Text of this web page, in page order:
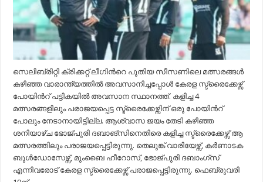
സെലിബ്രിറ്റി ക്രിക്കറ്റ് ലീഗിന്‍റെ പുതിയ സീസണിലെ മത്സരങ്ങൾ
കഴിഞ്ഞ വാരാന്ത്യത്തിൽ അവസാനിച്ചപ്പോൾ കേരള സ്ട്രൈക്കേഴ്സ്
പോയിന്‍റ് പട്ടികയിൽ അവസാന സ്ഥാനത്ത്. കളിച്ച 4
മത്സരങ്ങളിലും പരാജയപ്പെട്ട സ്ട്രൈക്കേഴ്സിന് ഒരു പോയിന്‍റ്
പോലും നേടാനായിട്ടില്ല. ആശ്വാസ ജയം തേടി കഴിഞ്ഞ
ശനിയാഴ്ച ഭോജ്പുരി ദബാങ്സിനെതിരെ കളിച്ച സ്ട്രൈക്കേഴ്സ് ആ
മത്സരത്തിലും പരാജയപ്പെട്ടിരുന്നു. തെലുങ്ക് വാരിയേഴ്സ്, കർണാടക
ബുൾഡോസേഴ്സ്, മുംബൈ ഹീറോസ്, ഭോജ്പുരി ദബാംഗ്സ്
എന്നിവരോട് കേരള സ്ട്രൈക്കേഴ്സ് പരാജപ്പെട്ടിരുന്നു. ഫെബ്രുവരി